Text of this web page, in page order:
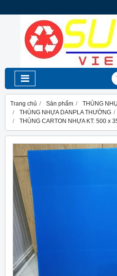
Trang chủ Sản phẩm
THÙNG
THÙNG NHỰA DANPLA THƯỜNG
THÙNG CARTON NHỰA KT: 500 x